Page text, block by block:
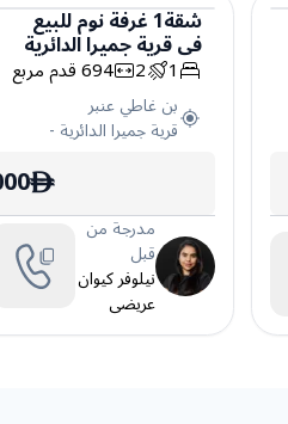
شقة
شقة1غرفة نومللبيع
فيقرية جميرا الدائرية
1
2
694قدم مربع
بن غاطي عنبر
قرية جميرا الدائرية -
ê
مدرجة من
قبل
نيلوفر كيوان
عريضى